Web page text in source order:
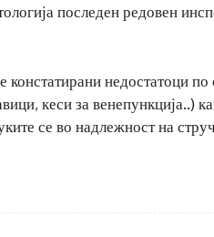
последен редовен
констатирани недостатоци
кеси за венепункција..)
се во надлежност на